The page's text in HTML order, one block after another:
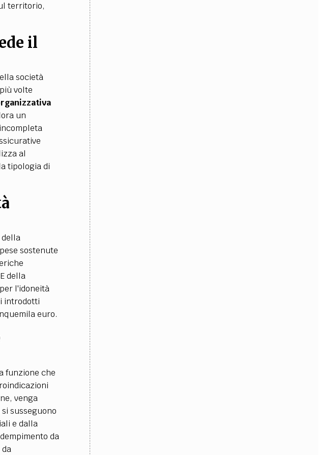
territorio,
il
società
volte
un
al
tipologia di
sostenute
della
l'idoneità
introdotti
euro.
funzione che
venga
susseguono
e dalla
da